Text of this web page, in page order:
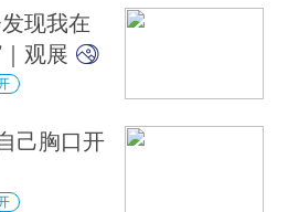
现我在
观展
己胸口开